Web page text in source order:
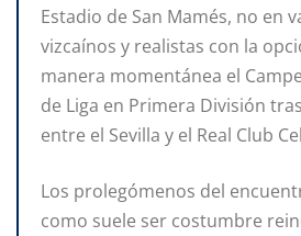
Estadio de San Mamés, no en
vizcaínos y realistas con la
manera momentánea el
de Liga en Primera División
entre el Sevilla y el Real Club
Los prolegómenos del
como suele ser costumbre